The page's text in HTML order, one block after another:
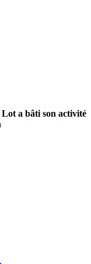
a bâti son activité